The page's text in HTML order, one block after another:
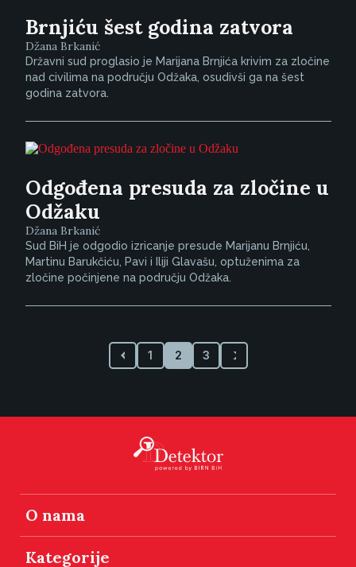
Brnjiću šest godina zatvora
Džana Brkanić
Državni sud proglasio je Marijana Brnjića krivim za zločine
nad civilima na području Odžaka, osudivši ga na šest
godina zatvora.
Odgođena presuda za zločine u
Odžaku
Džana Brkanić
Sud BiH je odgodio izricanje presude Marijanu Brnjiću,
Martinu Barukčiću, Pavi i Iliji Glavašu, optuženima za
zločine počinjene na području Odžaka.
1 2 3
O nama
Kategorije